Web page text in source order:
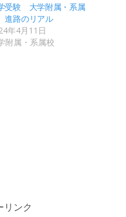
受験 大学附属・系属
路のリアル
年4月11日
附属・系属校
リンク